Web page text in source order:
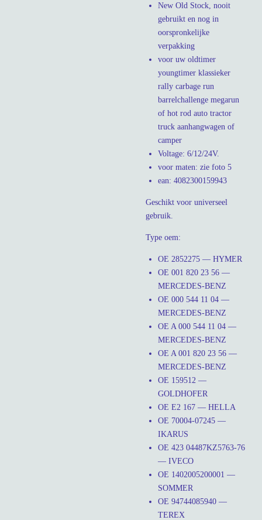
New Old Stock, nooit
gebruikt en nog in
oorspronkelijke
verpakking
voor uw oldtimer
youngtimer klassieker
rally carbage run
barrelchallenge megarun
of hot rod auto tractor
truck aanhangwagen of
camper
Voltage: 6/12/24V.
voor maten: zie foto 5
ean: 4082300159943
Geschikt voor universeel
gebruik.
Type oem:
OE 2852275 — HYMER
OE 001 820 23 56 —
MERCEDES-BENZ
OE 000 544 11 04 —
MERCEDES-BENZ
OE A 000 544 11 04 —
MERCEDES-BENZ
OE A 001 820 23 56 —
MERCEDES-BENZ
OE 159512 —
GOLDHOFER
OE E2 167 — HELLA
OE 70004-07245 —
IKARUS
OE 423 04487KZ5763-76
— IVECO
OE 1402005200001 —
SOMMER
OE 94744085940 —
TEREX